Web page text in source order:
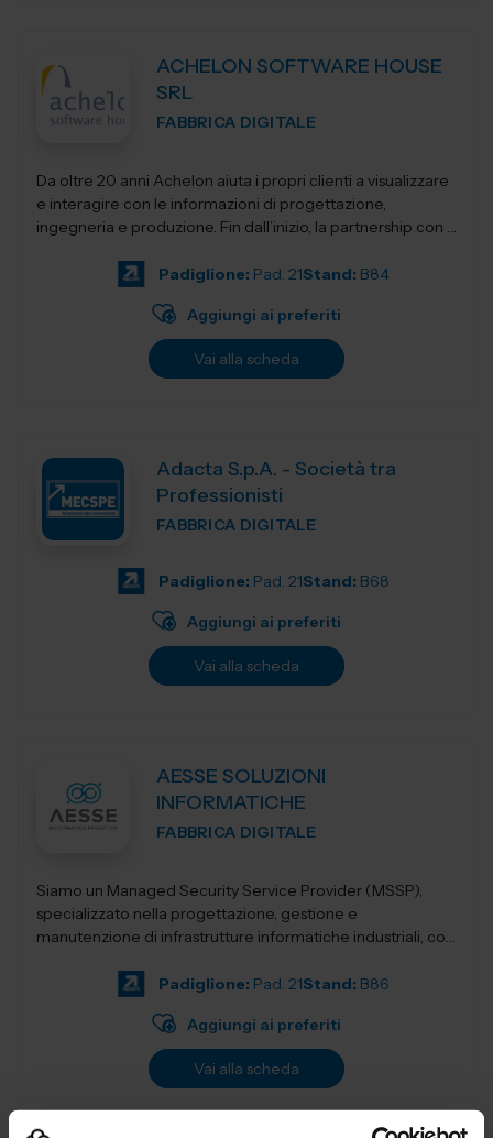
ACHELON SOFTWARE HOUSE
SRL
FABBRICA DIGITALE
Da oltre 20 anni Achelon aiuta i propri clienti a visualizzare
e interagire con le informazioni di progettazione,
ingegneria e produzione. Fin dall’inizio, la partnership con i
Padiglione: Pad. 21Stand: B84
Aggiungi ai preferiti
Vai alla scheda
Adacta S.p.A. - Società tra
Professionisti
FABBRICA DIGITALE
Padiglione: Pad. 21Stand: B68
Aggiungi ai preferiti
Vai alla scheda
AESSE SOLUZIONI
INFORMATICHE
FABBRICA DIGITALE
Siamo un Managed Security Service Provider (MSSP),
specializzato nella progettazione, gestione e
manutenzione di infrastrutture informatiche industriali, con
Padiglione: Pad. 21Stand: B86
Aggiungi ai preferiti
Vai alla scheda